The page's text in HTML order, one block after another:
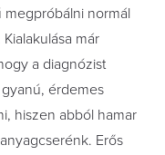
normál
már
a diagnózist
érdemes
hiszen abból hamar
Erős